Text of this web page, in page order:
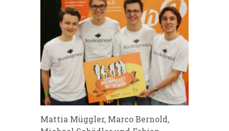
Mattia Müggler, Marco Bernold,